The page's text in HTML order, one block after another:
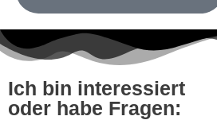
Ich bin interessiert
oder habe Fragen: